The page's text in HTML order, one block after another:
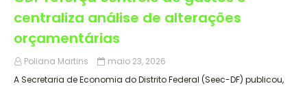
centraliza análise de alterações
orçamentárias
Poliana Martins
maio 23, 2026
A Secretaria de Economia do Distrito Federal (Seec-DF) publicou,